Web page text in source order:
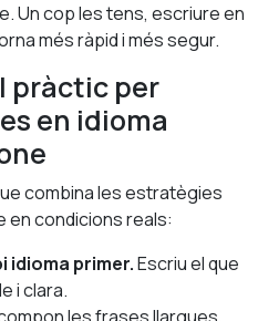
Un cop les tens, escriure en
més ràpid i més segur.
pràctic per
en idioma
combina les estratègies
en condicions reals:
idioma primer.Escriu el que
i clara.